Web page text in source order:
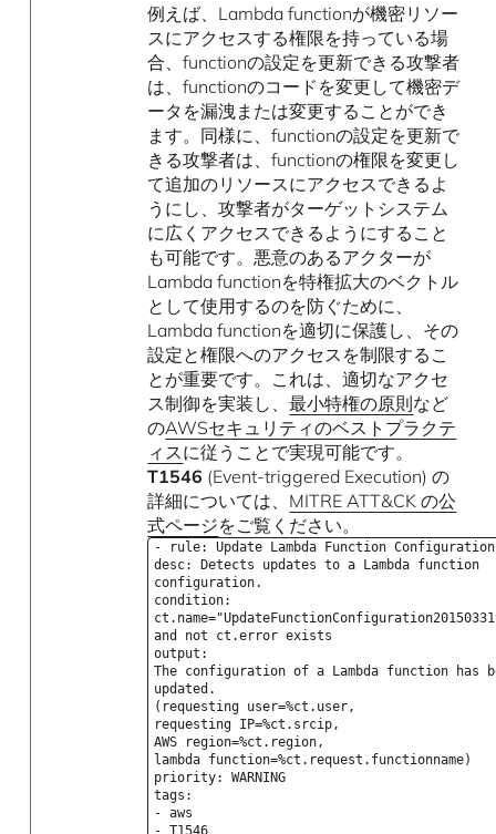
例えば、Lambda functionが機密リソー
スにアクセスする権限を持っている場
合、functionの設定を更新できる攻撃者
は、functionのコードを変更して機密デ
ータを漏洩または変更することができ
ます。同様に、functionの設定を更新で
きる攻撃者は、functionの権限を変更し
て追加のリソースにアクセスできるよ
うにし、攻撃者がターゲットシステム
に広くアクセスできるようにすること
も可能です。悪意のあるアクターが
Lambda functionを特権拡大のベクトル
として使用するのを防ぐために、
Lambda functionを適切に保護し、その
設定と権限へのアクセスを制限するこ
とが重要です。これは、適切なアクセ
ス制御を実装し、最小特権の原則など
のAWSセキュリティのベストプラクテ
ィスに従うことで実現可能です。
T1546 (Event-triggered Execution) の
詳細については、 MITRE ATT&CK の公
式ページをご覧ください。
- rule: Update Lambda Function Configuration
desc: Detects updates to a Lambda function
configuration.
condition:
and not ct.error exists
output:
The configuration of a Lambda function has
updated.
(requesting user=%ct.user,
requesting IP=%ct.srcip,
AWS region=%ct.region,
lambda function=%ct.request.functionname)
priority: WARNING
tags:
- aws
- T1546